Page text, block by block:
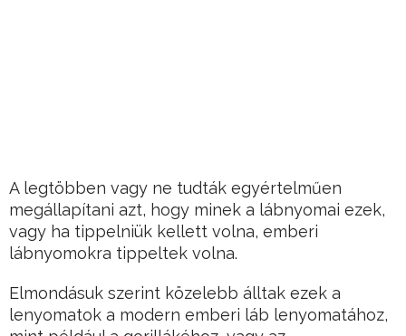
A legtöbben vagy ne tudták egyértelműen
megállapítani azt, hogy minek a lábnyomai ezek,
vagy ha tippelniük kellett volna, emberi
lábnyomokra tippeltek volna.
Elmondásuk szerint közelebb álltak ezek a
lenyomatok a modern emberi láb lenyomatához,